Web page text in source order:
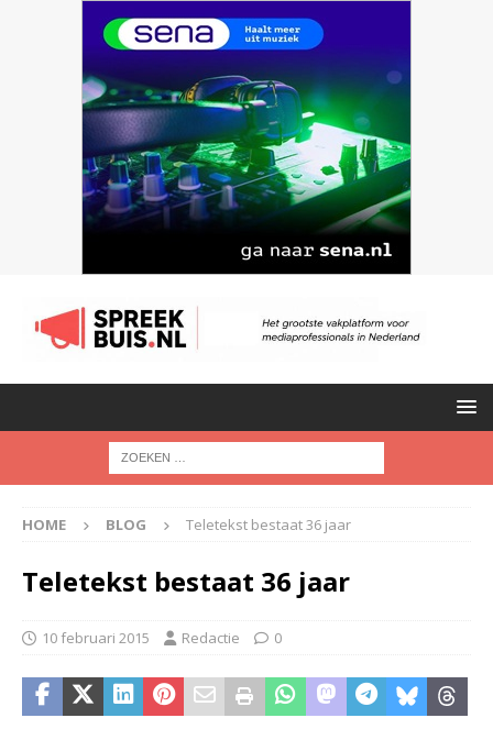
HOME BLOG Teletekst bestaat 36 jaar
Teletekst bestaat 36 jaar
10 februari 2015 Redactie 0